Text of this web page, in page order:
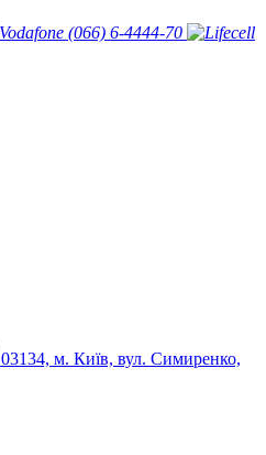
(066) 6-4444-70
03134, м. Київ, вул. Симиренко,